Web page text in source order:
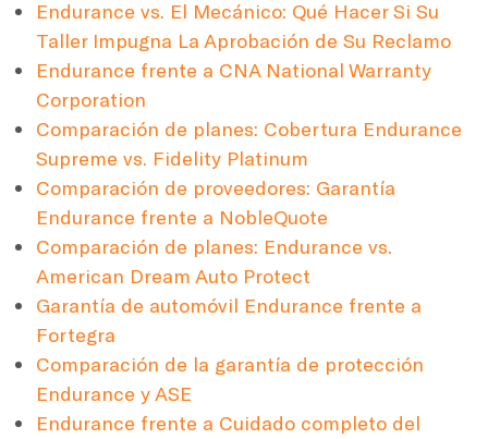
Endurance vs. El Mecánico: Qué Hacer Si Su
Taller Impugna La Aprobación de Su Reclamo
Endurance frente a CNA National Warranty
Corporation
Comparación de planes: Cobertura Endurance
Supreme vs. Fidelity Platinum
Comparación de proveedores: Garantía
Endurance frente a NobleQuote
Comparación de planes: Endurance vs.
American Dream Auto Protect
Garantía de automóvil Endurance frente a
Fortegra
Comparación de la garantía de protección
Endurance y ASE
Endurance frente a Cuidado completo del